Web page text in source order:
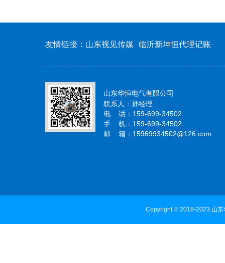
友情链接： 山东视见传媒 临沂新坤恒代理记账
山东华恒电气有限公司
联系人：孙经理
电 话：159-699-34502
手 机：159-699-34502
邮 箱：15969934502@126.com
Copyright © 2018-2023 山